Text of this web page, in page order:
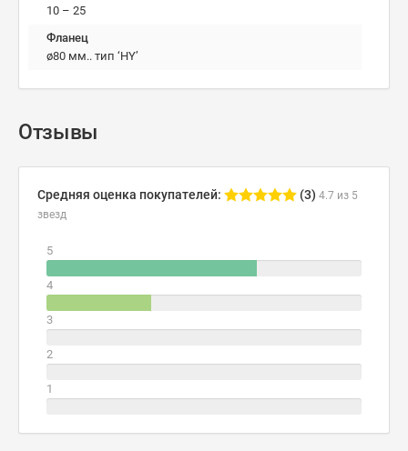
10 – 25
Фланец
ø80 мм.. тип ‘HY’
Отзывы
Средняя оценка покупателей: (3) 4.7 из 5
звезд
5
4
3
2
1